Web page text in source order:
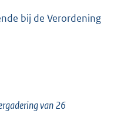
bij de Verordening
van 26